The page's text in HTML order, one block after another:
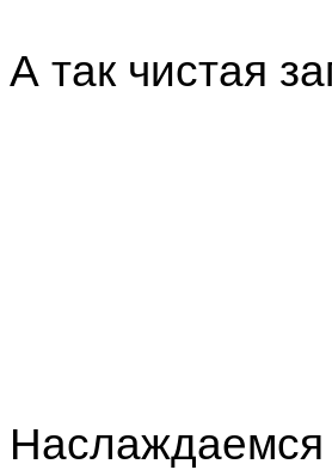
А так чистая